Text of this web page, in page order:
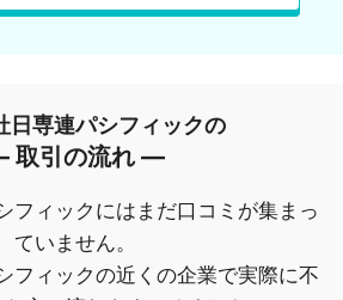
日専連パシフィックの
取引の流れ ―
フィックにはまだ口コミが集まっ
ていません。
フィックの近くの企業で実際に不